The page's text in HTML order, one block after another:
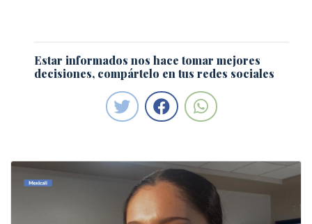
Estar informados nos hace tomar mejores
decisiones, compártelo en tus redes sociales